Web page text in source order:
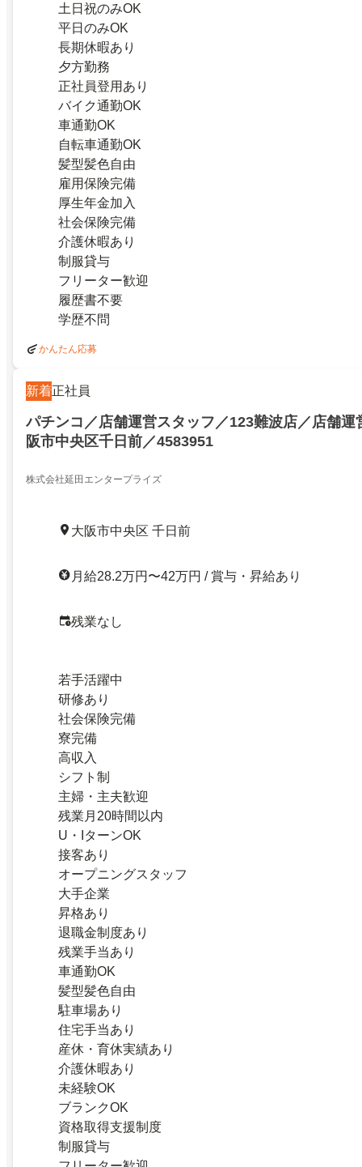
土日祝のみOK
平日のみOK
長期休暇あり
夕方勤務
正社員登用あり
バイク通勤OK
車通勤OK
自転車通勤OK
髪型髪色自由
雇用保険完備
厚生年金加入
社会保険完備
介護休暇あり
制服貸与
フリーター歓迎
履歴書不要
学歴不問
かんたん応募
新着正社員
パチンコ／店舗運営スタッフ／123難波店／店舗運
阪市中央区千日前／4583951
株式会社延田エンタープライズ
大阪市中央区 千日前
月給28.2万円〜42万円 / 賞与・昇給あり
残業なし
若手活躍中
研修あり
社会保険完備
寮完備
高収入
シフト制
主婦・主夫歓迎
残業月20時間以内
U・IターンOK
接客あり
オープニングスタッフ
大手企業
昇格あり
退職金制度あり
残業手当あり
車通勤OK
髪型髪色自由
駐車場あり
住宅手当あり
産休・育休実績あり
介護休暇あり
未経験OK
ブランクOK
資格取得支援制度
制服貸与